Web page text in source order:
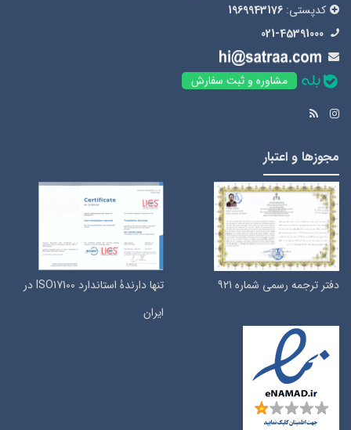
کدپستی: 1969943176
021-45391000
مشاوره و ثبت سفارش
مجوزها و اعتبار
دفتر ترجمه رسمی شماره 921
تنها دارندۀ استاندارد ISO17100 در
ایران